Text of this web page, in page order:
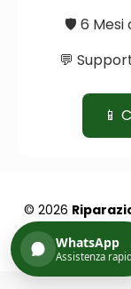
🛡️ 6 Mesi
💬
📱
© 2026
WhatsApp
Assistenza